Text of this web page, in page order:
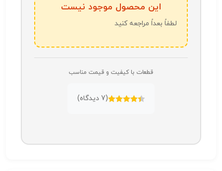
این محصول موجود نیست
لطفاً بعداً مراجعه کنید
قطعات با کیفیت و قیمت مناسب
(
7دیدگاه)